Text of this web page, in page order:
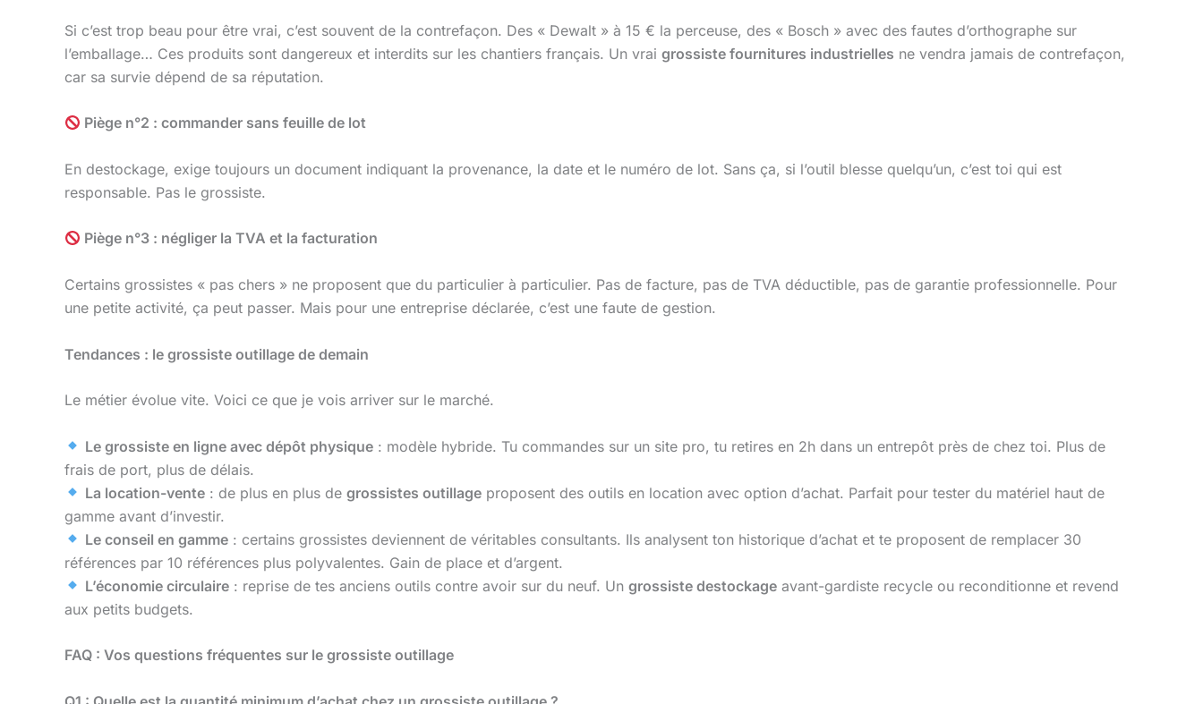
Si c’est trop beau pour être vrai, c’est souvent de la contrefaçon. Des « Dewalt » à 15 € la perceuse, des « Bosch » avec des fautes d’orthographe sur
l’emballage… Ces produits sont dangereux et interdits sur les chantiers français. Un vrai grossiste fournitures industrielles ne vendra jamais de contrefaçon,
car sa survie dépend de sa réputation.
Piège n°2 : commander sans feuille de lot
En destockage, exige toujours un document indiquant la provenance, la date et le numéro de lot. Sans ça, si l’outil blesse quelqu’un, c’est toi qui est
responsable. Pas le grossiste.
Piège n°3 : négliger la TVA et la facturation
Certains grossistes « pas chers » ne proposent que du particulier à particulier. Pas de facture, pas de TVA déductible, pas de garantie professionnelle. Pour
une petite activité, ça peut passer. Mais pour une entreprise déclarée, c’est une faute de gestion.
Tendances : le grossiste outillage de demain
Le métier évolue vite. Voici ce que je vois arriver sur le marché.
Le grossiste en ligne avec dépôt physique : modèle hybride. Tu commandes sur un site pro, tu retires en 2h dans un entrepôt près de chez toi. Plus de
frais de port, plus de délais.
La location-vente : de plus en plus degrossistes outillage proposent des outils en location avec option d’achat. Parfait pour tester du matériel haut de
gamme avant d’investir.
Le conseil en gamme : certains grossistes deviennent de véritables consultants. Ils analysent ton historique d’achat et te proposent de remplacer 30
références par 10 références plus polyvalentes. Gain de place et d’argent.
L’économie circulaire : reprise de tes anciens outils contre avoir sur du neuf. Ungrossiste destockage avant-gardiste recycle ou reconditionne et revend
aux petits budgets.
FAQ : Vos questions fréquentes sur le grossiste outillage